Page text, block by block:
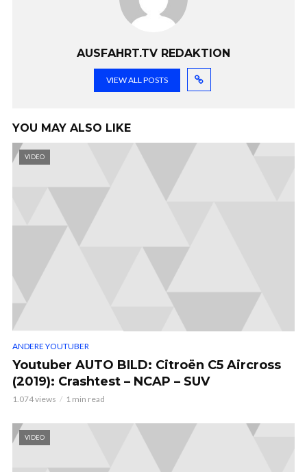
AUSFAHRT.TV REDAKTION
VIEW ALL POSTS
YOU MAY ALSO LIKE
VIDEO
ANDERE YOUTUBER
Youtuber AUTO BILD: Citroën C5 Aircross
(2019): Crashtest – NCAP – SUV
1.074 views 1 min read
VIDEO